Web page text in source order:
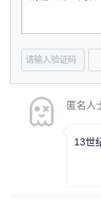
匿名人
13世